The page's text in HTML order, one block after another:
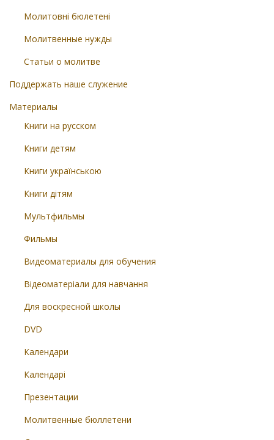
Молитовні бюлетені
Молитвенные нужды
Статьи о молитве
Поддержать наше служение
Материалы
Книги на русском
Книги детям
Книги українською
Книги дітям
Мультфильмы
Фильмы
Видеоматериалы для обучения
Відеоматеріали для навчання
Для воскресной школы
DVD
Календари
Календарі
Презентации
Молитвенные бюллетени